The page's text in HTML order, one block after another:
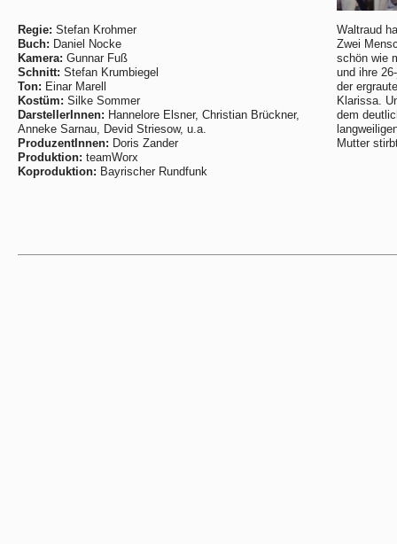
Regie: Stefan Krohmer
Buch: Daniel Nocke
Kamera: Gunnar Fuß
Schnitt: Stefan Krumbiegel
Ton: Einar Marell
Kostüm: Silke Sommer
DarstellerInnen: Hannelore Elsner, Christian Brückner,
Anneke Sarnau, Devid Striesow, u.a.
ProduzentInnen: Doris Zander
Produktion: teamWorx
Koproduktion: Bayrischer Rundfunk
Waltraud
Zwei
schön wie
und ihre
der
Klarissa.
dem
Mutter